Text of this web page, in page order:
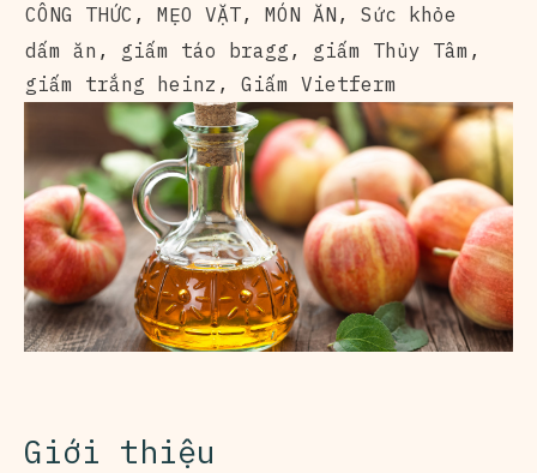
CÔNG THỨC , MẸO VẶT, MÓN ĂN , Sức khỏe
dấm ăn , giấm táo bragg , giấm Thủy Tâm ,
giấm trắng heinz , Giấm Vietferm
Giới thiệu